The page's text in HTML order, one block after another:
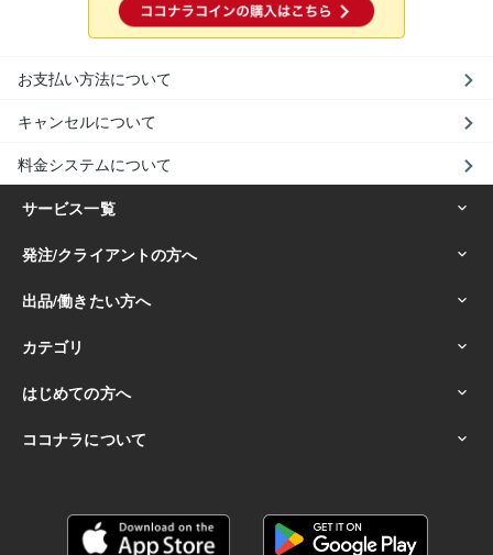
お支払い方法について
キャンセルについて
料金システムについて